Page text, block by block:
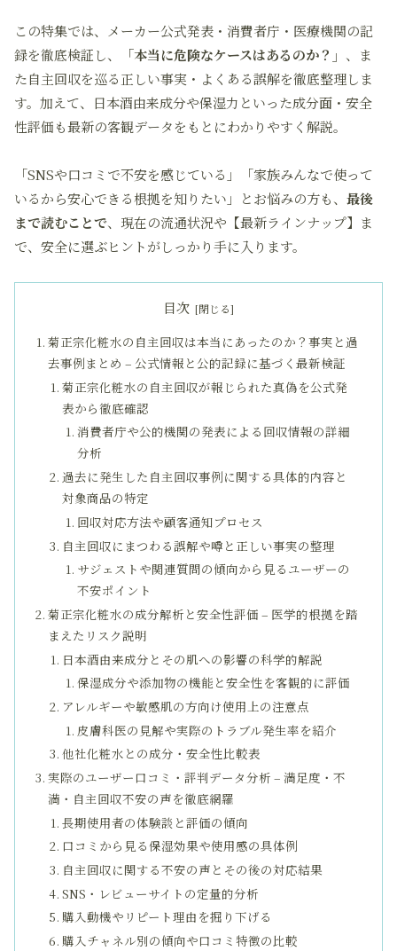
この特集では、メーカー公式発表・消費者庁・医療機関の記
録を徹底検証し、
「本当に危険なケースはあるのか？」 、ま
た自主回収を巡る正しい事実・よくある誤解を徹底整理しま
す。加えて、日本酒由来成分や保湿力といった成分面・安全
性評価も最新の客観データをもとにわかりやすく解説。
「SNSや口コミで不安を感じている」「家族みんなで使って
いるから安心できる根拠を知りたい」とお悩みの方も、 最後
まで読むことで、現在の流通状況や【最新ラインナップ】ま
で、安全に選ぶヒントがしっかり手に入ります。
目次
菊正宗化粧水の自主回収は本当にあったのか？事実と過
去事例まとめ – 公式情報と公的記録に基づく最新検証
菊正宗化粧水の自主回収が報じられた真偽を公式発
表から徹底確認
消費者庁や公的機関の発表による回収情報の詳細
分析
過去に発生した自主回収事例に関する具体的内容と
対象商品の特定
回収対応方法や顧客通知プロセス
自主回収にまつわる誤解や噂と正しい事実の整理
サジェストや関連質問の傾向から見るユーザーの
不安ポイント
菊正宗化粧水の成分解析と安全性評価 – 医学的根拠を踏
まえたリスク説明
日本酒由来成分とその肌への影響の科学的解説
保湿成分や添加物の機能と安全性を客観的に評価
アレルギーや敏感肌の方向け使用上の注意点
皮膚科医の見解や実際のトラブル発生率を紹介
他社化粧水との成分・安全性比較表
実際のユーザー口コミ・評判データ分析 – 満足度・不
満・自主回収不安の声を徹底網羅
長期使用者の体験談と評価の傾向
口コミから見る保湿効果や使用感の具体例
自主回収に関する不安の声とその後の対応結果
SNS・レビューサイトの定量的分析
購入動機やリピート理由を掘り下げる
購入チャネル別の傾向や口コミ特徴の比較